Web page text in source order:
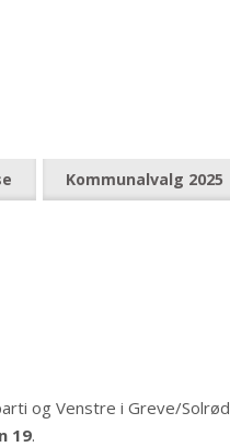
Kommunalvalg 2025
og Venstre i Greve/Solrød
19.